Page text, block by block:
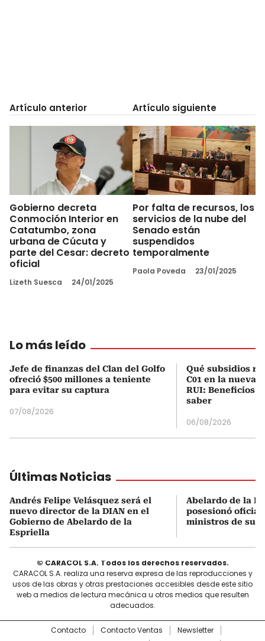
Artículo anterior
Gobierno decreta
Conmoción Interior en
Catatumbo, zona
urbana de Cúcuta y
parte del Cesar: decreto
oficial
Lizeth Suesca 24/01/2025
Artículo siguiente
Por falta de recursos, los
servicios de la nube del
Senado están
suspendidos
temporalmente
Paola Poveda 23/01/2025
Lo más leído
Jefe de finanzas del Clan del Golfo
ofreció $500 millones a teniente
para evitar su captura
07/08/2026
Qué subsidios
C01 en la nueva
RUI: Beneficios
saber
06/08/2026
Últimas Noticias
Andrés Felipe Velásquez será el
nuevo director de la DIAN en el
Gobierno de Abelardo de la
Espriella
Abelardo de la
posesionó
ministros de su
© CARACOL S.A. Todos los derechos reservados.
CARACOL S.A. realiza una reserva expresa de las reproducciones y
usos de las obras y otras prestaciones accesibles desde este sitio
web a medios de lectura mecánica u otros medios que resulten
adecuados.
Contacto Contacto Ventas
Newsletter